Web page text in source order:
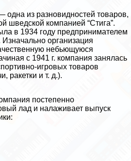
из разновидностей товаров,
шведской компанией “Стига”.
в 1934 году предпринимателем
организация
небьющуюся
с 1941 г. компания занялась
игровых товаров
paкетки и т. д.).
постепенно
лад и налаживает выпуск